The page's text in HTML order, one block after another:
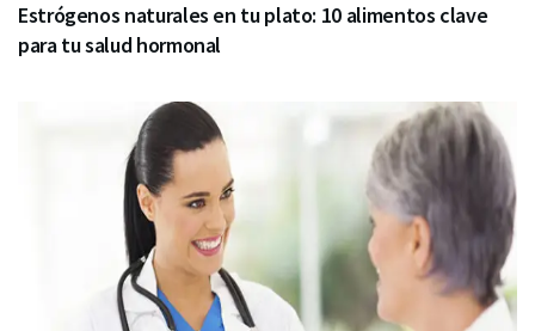
Estrógenos naturales en tu plato: 10 alimentos clave
para tu salud hormonal